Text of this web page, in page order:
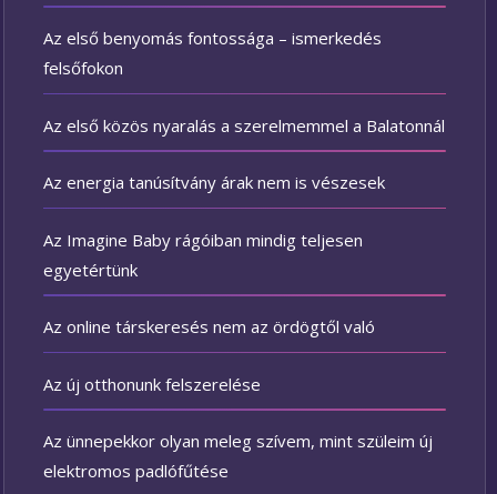
Az első benyomás fontossága – ismerkedés
felsőfokon
Az első közös nyaralás a szerelmemmel a Balatonnál
Az energia tanúsítvány árak nem is vészesek
Az Imagine Baby rágóiban mindig teljesen
egyetértünk
Az online társkeresés nem az ördögtől való
Az új otthonunk felszerelése
Az ünnepekkor olyan meleg szívem, mint szüleim új
elektromos padlófűtése